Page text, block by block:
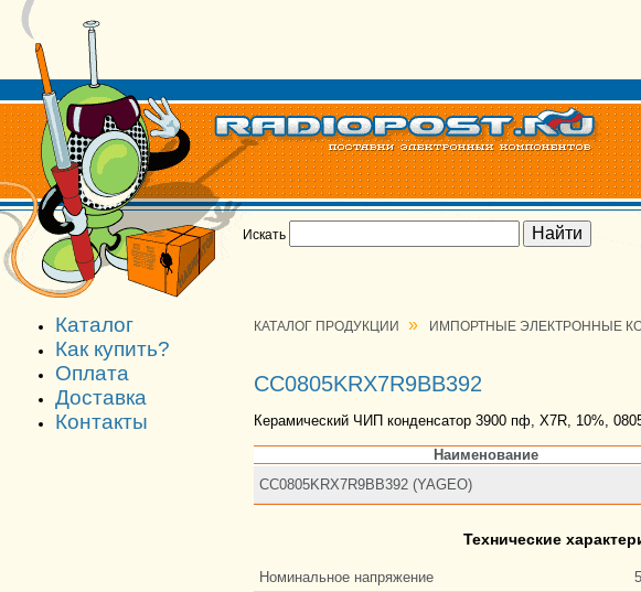
Искать
Каталог
Как купить?
Оплата
Доставка
Контакты
КАТАЛОГ ПРОДУКЦИИ » ИМПОРТНЫЕ ЭЛЕКТРОННЫЕ
CC0805KRX7R9BB392
Керамический ЧИП конденсатор 3900 пф, X7R, 10%,
Наименование
CC0805KRX7R9BB392 (YAGEO)
Технические
Номинальное напряжение